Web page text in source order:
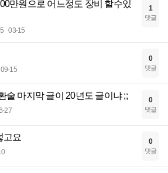
만원으로 어느정도 장비 할수있
03-15
1
댓글
09-15
0
댓글
술 마지막 글이 20년도 글이냐 ;;
27
0
댓글
고요 0
댓글